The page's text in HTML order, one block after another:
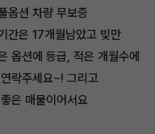
옵션 차량 무보증
은 17개월남았고 빚만
옵션에 등급, 적은 개월수에
락주세요~! 그리고
은 매물이어서요